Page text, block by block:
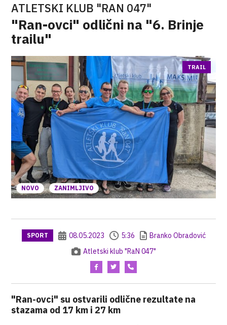
ATLETSKI KLUB "RAN 047"
"Ran-ovci" odlični na "6. Brinje
trailu"
NOVO ZANIMLJIVO
TRAIL
SPORT 08.05.2023 5:36
Branko Obradović
Atletski klub "RaN 047"
"Ran-ovci" su ostvarili odlične rezultate na
stazama od 17 km i 27 km